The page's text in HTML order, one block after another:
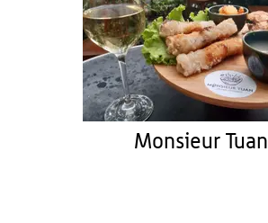
Monsieur Tuan